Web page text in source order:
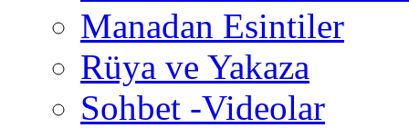
Manadan Esintiler
Rüya ve Yakaza
Sohbet -Videolar